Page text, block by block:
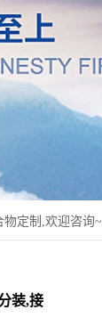
物定制,欢迎咨询~
装,接